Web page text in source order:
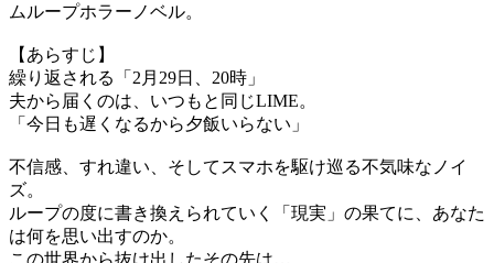
ムループホラーノベル。
【あらすじ】
繰り返される「2月29日、20時」
夫から届くのは、いつもと同じLIME。
「今日も遅くなるから夕飯いらない」
不信感、すれ違い、そしてスマホを駆け巡る不気味なノイ
ズ。
ループの度に書き換えられていく「現実」の果てに、あなた
は何を思い出すのか。
この世界から抜け出したその先は…